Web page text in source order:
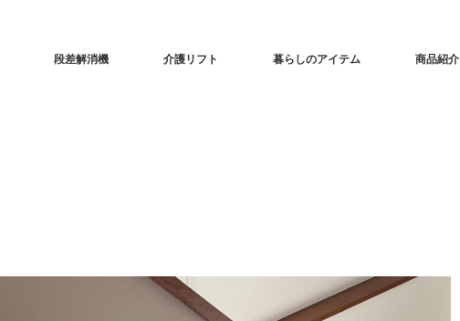
段差解消機 介護リフト 暮らしのアイテム 商品紹介